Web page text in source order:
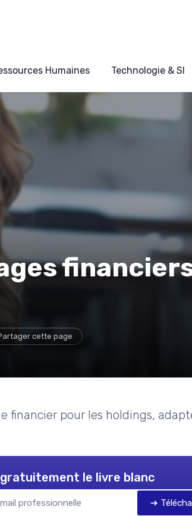
Humaines Technologie & SI
cette page
financier pour les holdings,
le livre blanc
➔